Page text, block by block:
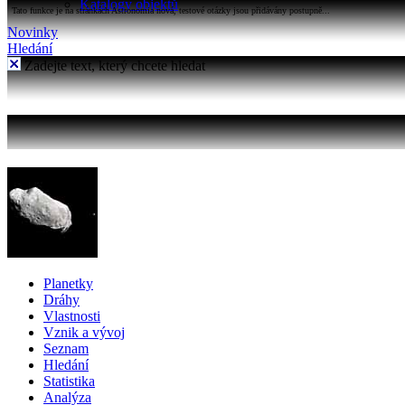
Katalogy objektů
Tato funkce je na stránkách Astronomia nová, testové otázky jsou přidávány postupně...
Novinky
Hledání
Zadejte text, který chcete hledat
Planetky
Dráhy
Vlastnosti
Vznik a vývoj
Seznam
Hledání
Statistika
Analýza